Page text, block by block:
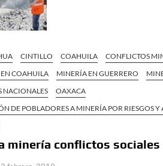
CINTILLO COAHUILA CONFLICTOS
COAHUILA
MINERÍA EN GUERRERO
NACIONALES
OAXACA
DE POBLADORES A MINERÍA POR RIESGOS
minería conflictos sociales